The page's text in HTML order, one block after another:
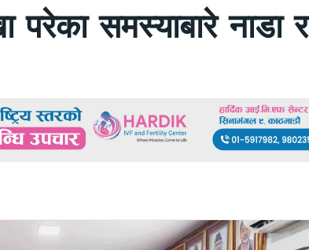
परेका समस्याबारे नाडा र